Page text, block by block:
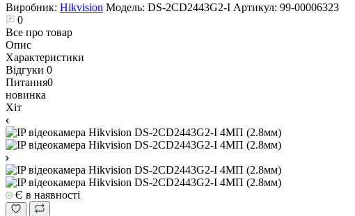
Виробник: Hikvision Модель: DS-2CD2443G2-I Артикул: 99-00006323
0
Все про товар
Опис
Характеристики
Відгуки 0
Питання0
новинка
Хіт
Є в наявності